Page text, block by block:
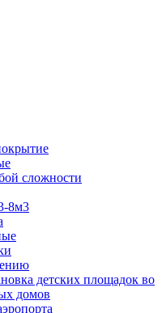
сложности
8м3
детских площадок во
домов